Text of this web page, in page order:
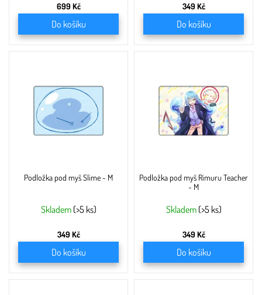
699 Kč
Do košíku
349 Kč
Do košíku
Podložka pod myš Slime - M
Skladem (>5 ks)
349 Kč
Do košíku
Podložka pod myš Rimuru Teacher
- M
Skladem (>5 ks)
349 Kč
Do košíku